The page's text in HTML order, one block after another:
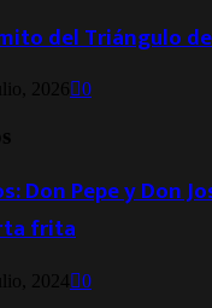
del Triángulo
2026 0
Don Pepe y Don
frita
2024 0